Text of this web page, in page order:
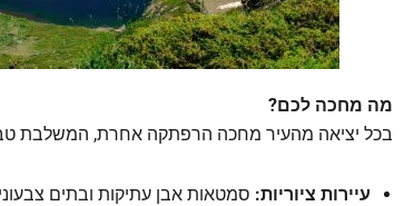
מה מחכה לכם?
בכל יציאה מהעיר מחכה הרפתקה אחרת, המשלבת
עיירות ציוריות: סמטאות אבן עתיקות ובתים